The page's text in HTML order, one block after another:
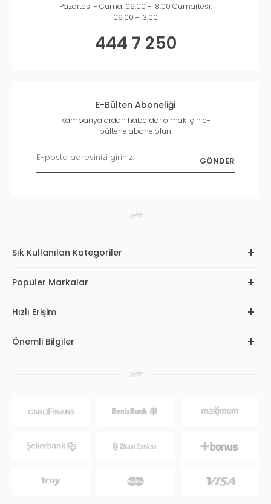
Pazartesi - Cuma: 09:00 - 18:00 Cumartesi:
09:00 - 13:00
444 7 250
E-Bülten Aboneliği
Kampanyalardan haberdar olmak için e-
bültene abone olun.
Sık Kullanılan Kategoriler
Popüler Markalar
Hızlı Erişim
Önemli Bilgiler